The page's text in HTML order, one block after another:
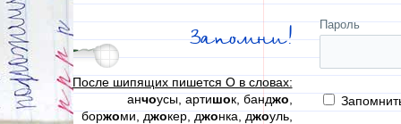
Запомни!
После шипящих пишется О в словах:
анчоусы, артишок, банджо
боржоми, джокер, джонка, джоуль,
Пароль